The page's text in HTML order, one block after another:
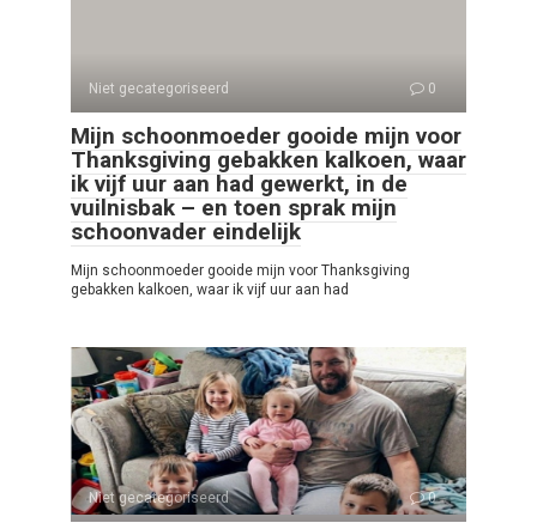
Niet gecategoriseerd 0
Mijn schoonmoeder gooide mijn voor
Thanksgiving gebakken kalkoen, waar
ik vijf uur aan had gewerkt, in de
vuilnisbak – en toen sprak mijn
schoonvader eindelijk
Mijn schoonmoeder gooide mijn voor Thanksgiving
gebakken kalkoen, waar ik vijf uur aan had
Niet gecategoriseerd 0